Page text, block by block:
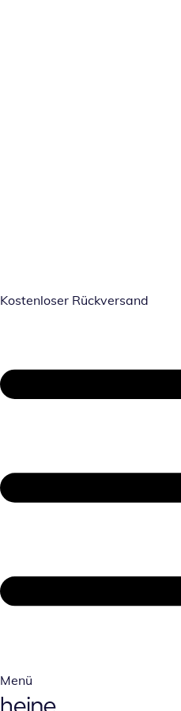
Kostenloser Rückversand
Menü